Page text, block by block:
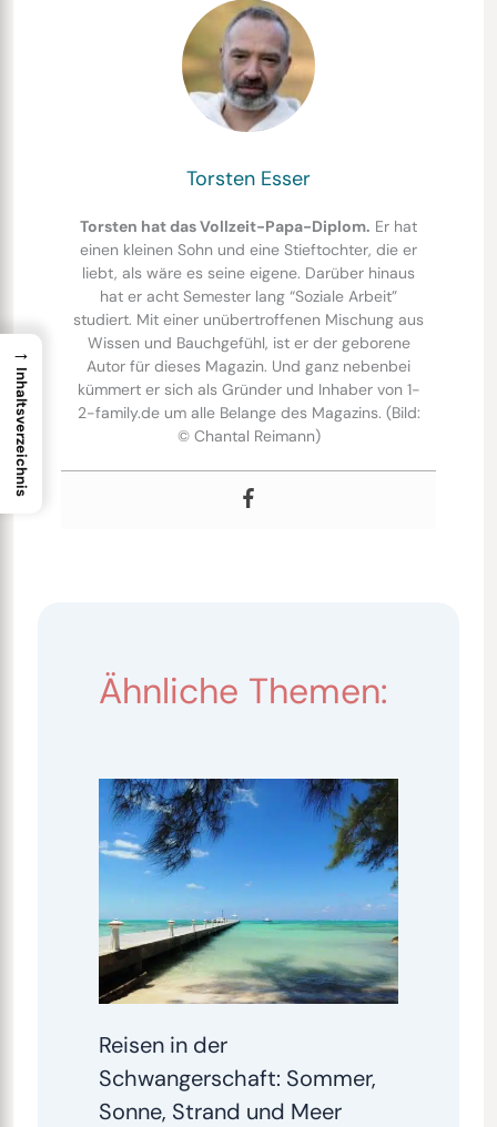
Torsten Esser
Torsten hat das Vollzeit-Papa-Diplom. Er hat
einen kleinen Sohn und eine Stieftochter, die er
liebt, als wäre es seine eigene. Darüber hinaus
hat er acht Semester lang “Soziale Arbeit”
studiert. Mit einer unübertroffenen Mischung aus
Wissen und Bauchgefühl, ist er der geborene
Autor für dieses Magazin. Und ganz nebenbei
kümmert er sich als Gründer und Inhaber von 1-
2-family.de um alle Belange des Magazins. (Bild:
© Chantal Reimann)
Ähnliche Themen:
Reisen in der
Schwangerschaft: Sommer,
Sonne, Strand und Meer
→
Inhaltsverzeichnis